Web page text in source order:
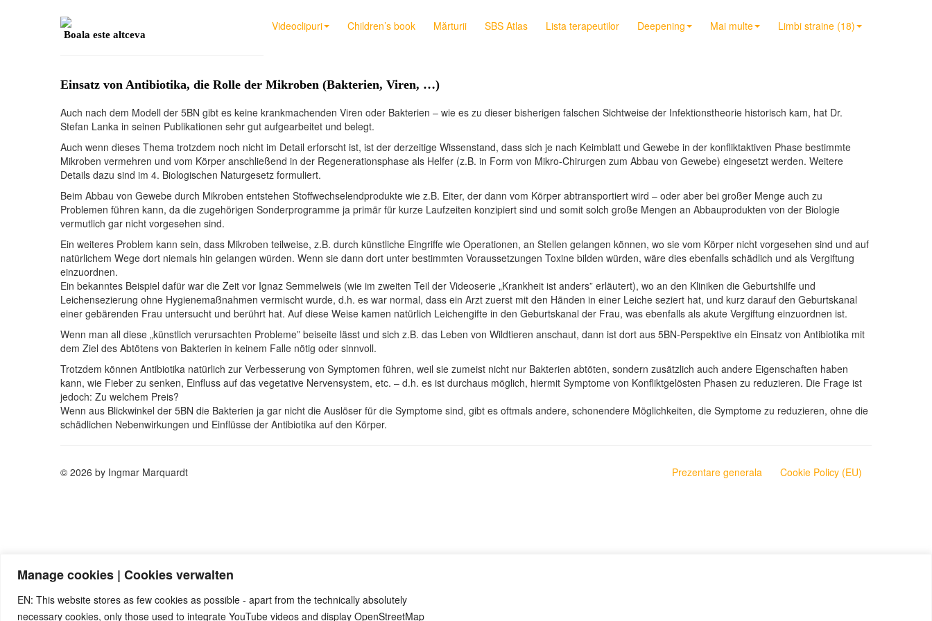
Manage cookies | Cookies verwalten
EN: This website stores as few cookies as possible - apart from the technically absolutely
necessary cookies, only those used to integrate YouTube videos and display OpenStreetMap
Videoclipuri Children’s book Mărturii SBS Atlas Lista terapeutilor Deepening Mai multe Limbi straine (18)
Boala este altceva
Einsatz von Antibiotika, die Rolle der Mikroben (Bakterien, Viren, …)
Auch nach dem Modell der 5BN gibt es keine krankmachenden Viren oder Bakterien – wie es zu dieser bisherigen falschen Sichtweise der Infektionstheorie historisch kam, hat Dr.
Stefan Lanka in seinen Publikationen sehr gut aufgearbeitet und belegt.
Auch wenn dieses Thema trotzdem noch nicht im Detail erforscht ist, ist der derzeitige Wissenstand, dass sich je nach Keimblatt und Gewebe in der konfliktaktiven Phase bestimmte
Mikroben vermehren und vom Körper anschließend in der Regenerationsphase als Helfer (z.B. in Form von Mikro-Chirurgen zum Abbau von Gewebe) eingesetzt werden. Weitere
Details dazu sind im 4. Biologischen Naturgesetz formuliert.
Beim Abbau von Gewebe durch Mikroben entstehen Stoffwechselendprodukte wie z.B. Eiter, der dann vom Körper abtransportiert wird – oder aber bei großer Menge auch zu
Problemen führen kann, da die zugehörigen Sonderprogramme ja primär für kurze Laufzeiten konzipiert sind und somit solch große Mengen an Abbauprodukten von der Biologie
vermutlich gar nicht vorgesehen sind.
Ein weiteres Problem kann sein, dass Mikroben teilweise, z.B. durch künstliche Eingriffe wie Operationen, an Stellen gelangen können, wo sie vom Körper nicht vorgesehen sind und auf
natürlichem Wege dort niemals hin gelangen würden. Wenn sie dann dort unter bestimmten Voraussetzungen Toxine bilden würden, wäre dies ebenfalls schädlich und als Vergiftung
einzuordnen.
Ein bekanntes Beispiel dafür war die Zeit vor Ignaz Semmelweis (wie im zweiten Teil der Videoserie „Krankheit ist anders” erläutert), wo an den Kliniken die Geburtshilfe und
Leichensezierung ohne Hygienemaßnahmen vermischt wurde, d.h. es war normal, dass ein Arzt zuerst mit den Händen in einer Leiche seziert hat, und kurz darauf den Geburtskanal
einer gebärenden Frau untersucht und berührt hat. Auf diese Weise kamen natürlich Leichengifte in den Geburtskanal der Frau, was ebenfalls als akute Vergiftung einzuordnen ist.
Wenn man all diese „künstlich verursachten Probleme” beiseite lässt und sich z.B. das Leben von Wildtieren anschaut, dann ist dort aus 5BN-Perspektive ein Einsatz von Antibiotika mit
dem Ziel des Abtötens von Bakterien in keinem Falle nötig oder sinnvoll.
Trotzdem können Antibiotika natürlich zur Verbesserung von Symptomen führen, weil sie zumeist nicht nur Bakterien abtöten, sondern zusätzlich auch andere Eigenschaften haben
kann, wie Fieber zu senken, Einfluss auf das vegetative Nervensystem, etc. – d.h. es ist durchaus möglich, hiermit Symptome von Konfliktgelösten Phasen zu reduzieren. Die Frage ist
jedoch: Zu welchem Preis?
Wenn aus Blickwinkel der 5BN die Bakterien ja gar nicht die Auslöser für die Symptome sind, gibt es oftmals andere, schonendere Möglichkeiten, die Symptome zu reduzieren, ohne die
schädlichen Nebenwirkungen und Einflüsse der Antibiotika auf den Körper.
© 2026 by Ingmar Marquardt Prezentare generala Cookie Policy (EU)